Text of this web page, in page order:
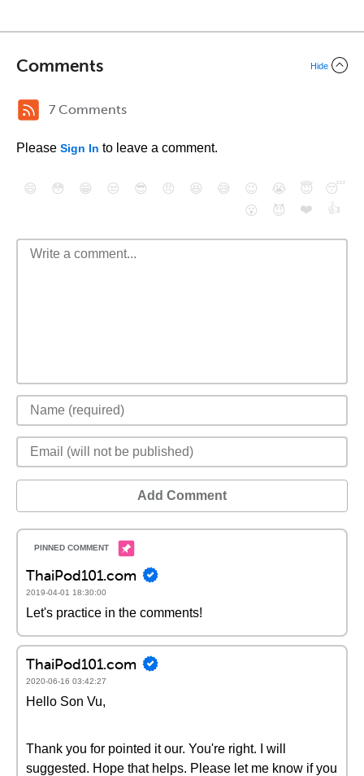
Comments Hide
7 Comments
Please Sign In to leave a comment.
😄 😳 😁 😒 😎 😠 😆 😅 😉 😭 😇
😴
😮
😈 ❤️ 👍
Add Comment
ThaiPod101.com
2019-04-01 18:30:00
Let's practice in the comments!
ThaiPod101.com
2020-06-16 03:42:27
Hello Son Vu,
Thank you for pointed it our. You're right. I will
suggested. Hope that helps. Please let me know if you